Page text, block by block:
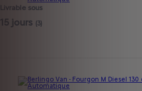
Livrable sous
15 jours (3)